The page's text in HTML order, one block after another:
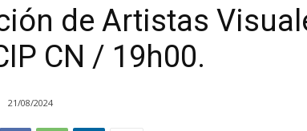
de Artistas
CN / 19h00.
21/08/2024